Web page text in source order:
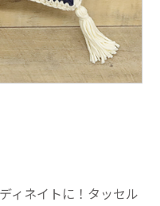
ィネイトに！タッセル